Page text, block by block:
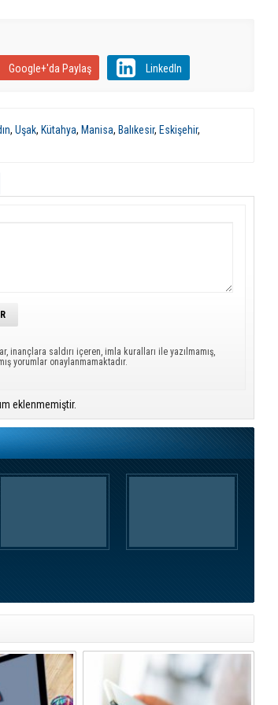
Google+'da Paylaş LinkedIn
, Uşak, Kütahya, Manisa, Balıkesir, Eskişehir,
inançlara saldırı içeren, imla kuralları ile yazılmamış,
yorumlar onaylanmamaktadır.
eklenmemiştir.